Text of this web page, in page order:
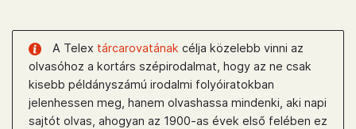
A Telex tárcarovatának célja közelebb vinni az
olvasóhoz a kortárs szépirodalmat, hogy az ne csak
kisebb példányszámú irodalmi folyóiratokban
jelenhessen meg, hanem olvashassa mindenki, aki napi
sajtót olvas, ahogyan az 1900-as évek első felében ez